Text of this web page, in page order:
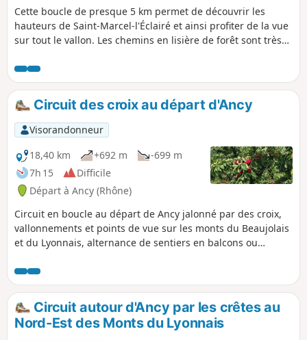
Cette boucle de presque 5 km permet de découvrir les
hauteurs de Saint-Marcel-l'Éclairé et ainsi profiter de la vue
sur tout le vallon. Les chemins en lisière de forêt sont très
Circuit des croix au départ d'Ancy
Visorandonneur
18,40 km
+692 m
-699 m
7h 15
Difficile
Départ à Ancy (Rhône)
Circuit en boucle au départ de Ancy jalonné par des croix,
vallonnements et points de vue sur les monts du Beaujolais
et du Lyonnais, alternance de sentiers en balcons ou
découverte d'un producteur de fromages. Possibilité de
pique-niquer sur une aire adaptée très reposante. Option
en fin de parcours de rejoindre le sommet du Mont Popey.
Circuit autour d'Ancy par les crêtes au
Nord-Est des Monts du Lyonnais